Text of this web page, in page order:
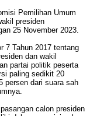
Pemilihan Umum
presiden
25 November 2023.
7 Tahun 2017 tentang
dan wakil
partai politik peserta
paling sedikit 20
persen dari suara sah
calon presiden